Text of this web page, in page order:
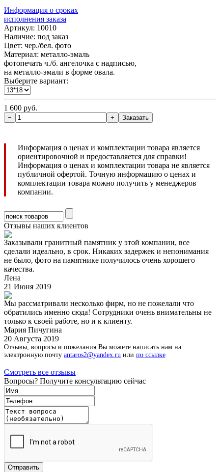
Информация о сроках
исполнения заказа
Артикул: 10010
Наличие: под заказ
Цвет: чер./бел. фото
Материал: металло-эмаль
фотопечать ч./б. ангелочка с надписью,
на металло-эмали в форме овала.
Выберите вариант:
1 600 руб.
Информация о ценах и комплектации товара является
ориентировочной и предоставляется для справки!
Информация о ценах и комплектации товара не является
публичной офертой. Точную информацию о ценах и
комплектации товара можно получить у менеджеров
компании.
Отзывы наших клиентов
Заказывали гранитный памятник у этой компании, все
сделали идеально, в срок. Никаких задержек и непонимания
не было, фото на памятнике получилось очень хорошего
качества.
Лена
21 Июня 2019
Мы рассматривали несколько фирм, но не пожелали что
обратились именно сюда! Сотрудники очень внимательны не
только к своей работе, но и к клиенту.
Мария Пичугина
20 Августа 2019
Отзывы, вопросы и пожелания Вы можете написать нам на
электронную почту antaros2@yandex.ru или по ссылке
Смотреть все отзывы
Вопросы? Получите консультацию сейчас